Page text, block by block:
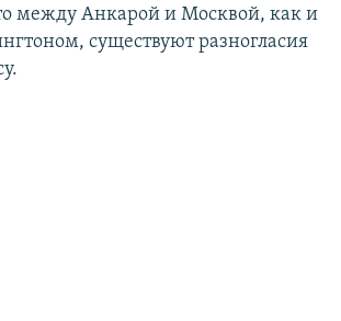
между Анкарой и Москвой, как и
существуют разногласия